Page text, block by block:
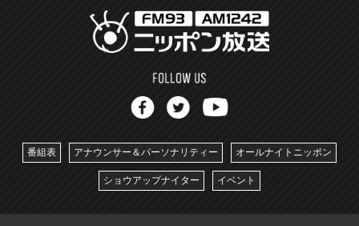
番組表 アナウンサー＆パーソナリティー オールナイトニッポン
ショウアップナイター イベント